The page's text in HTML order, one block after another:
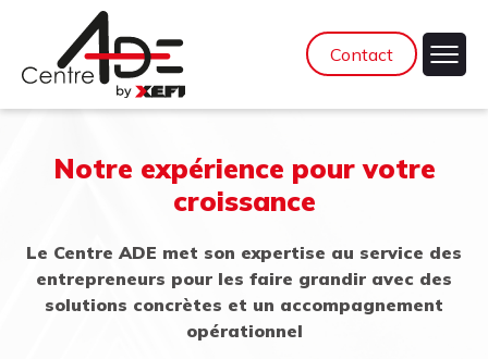
Contact
Notre expérience pour votre
croissance
Le Centre ADE met son expertise au service des
entrepreneurs pour les faire grandir avec des
solutions concrètes et un accompagnement
opérationnel